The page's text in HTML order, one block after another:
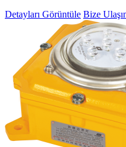
Detayları Görüntüle Bize